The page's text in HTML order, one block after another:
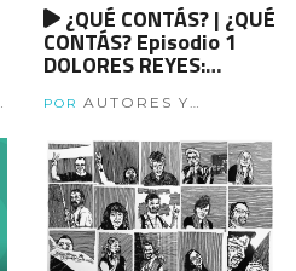
¿QUÉ CONTÁS? | ¿QUÉ
CONTÁS? Episodio 1
DOLORES REYES:
POR AUTORES Y